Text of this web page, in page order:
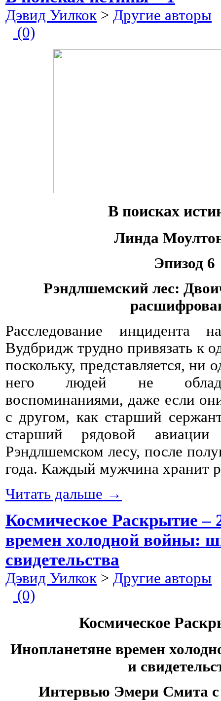
Дэвид Уилкок > Другие авторы
(0)
В поисках
Линда
Эпизод 6
Рэндлшемский лес:
Расследование инцидента
Вудбридж трудно привязать к
поскольку, представляется, ни
него людей не
воспоминаниями, даже если
с другом, как старший
старший рядовой
Рэндлшемском лесу, после
года. Каждый мужчина хранит
Читать дальше →
Космическое Раскрытие –
времен холодной войны:
свидетельства
Дэвид Уилкок > Другие авторы
(0)
Космическое
Инопланетяне времен
и
Интервью Эмери Смита